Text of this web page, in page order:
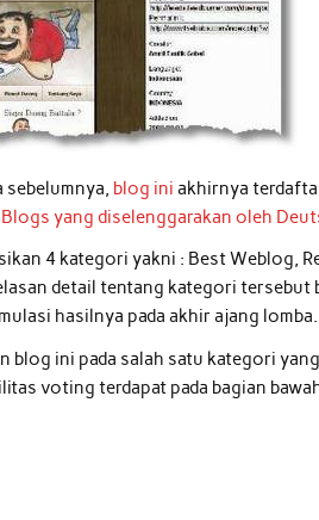
sebelumnya, blog iniakhirnya
yang diselenggarakan oleh
4 kategori yakni : Best Weblog,
detail tentang kategori tersebut
hasilnya pada akhir ajang lomba.
blog ini pada salah satu kategori
voting terdapat pada bagian